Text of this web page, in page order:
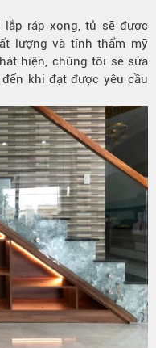
ráp xong, tủ sẽ được
lượng và tính thẩm mỹ
hiện, chúng tôi sẽ sửa
khi đạt được yêu cầu